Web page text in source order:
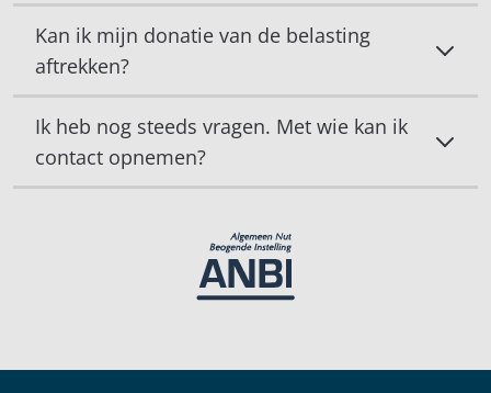
Kan ik mijn donatie van de belasting
aftrekken?
Ik heb nog steeds vragen. Met wie kan ik
contact opnemen?